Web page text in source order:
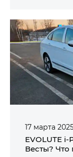
17 марта
EVOLUTE
Весты? Что